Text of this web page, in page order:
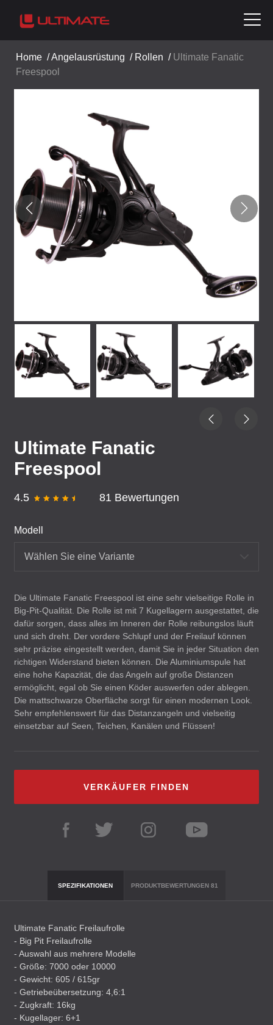
Home /Angelausrüstung / Rollen / Ultimate Fanatic
Freespool
Ultimate Fanatic
Freespool
4.5 81 Bewertungen
Modell
Wählen Sie eine Variante
Die Ultimate Fanatic Freespool ist eine sehr vielseitige Rolle in
Big-Pit-Qualität. Die Rolle ist mit 7 Kugellagern ausgestattet, die
dafür sorgen, dass alles im Inneren der Rolle reibungslos läuft
und sich dreht. Der vordere Schlupf und der Freilauf können
sehr präzise eingestellt werden, damit Sie in jeder Situation den
richtigen Widerstand bieten können. Die Aluminiumspule hat
eine hohe Kapazität, die das Angeln auf große Distanzen
ermöglicht, egal ob Sie einen Köder auswerfen oder ablegen.
Die mattschwarze Oberfläche sorgt für einen modernen Look.
Sehr empfehlenswert für das Distanzangeln und vielseitig
einsetzbar auf Seen, Teichen, Kanälen und Flüssen!
VERKÄUFER FINDEN
SPEZIFIKATIONEN PRODUKTBEWERTUNGEN81
Ultimate Fanatic Freilaufrolle
- Big Pit Freilaufrolle
- Auswahl aus mehrere Modelle
- Größe: 7000 oder 10000
- Gewicht: 605 / 615gr
- Getriebeübersetzung: 4,6:1
- Zugkraft: 16kg
- Kugellager: 6+1